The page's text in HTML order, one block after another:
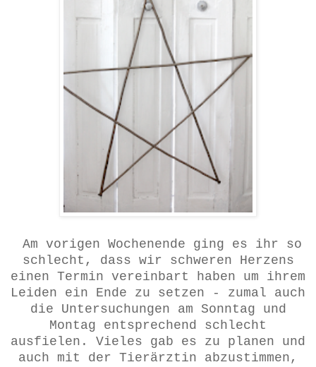
Am vorigen Wochenende ging es ihr so
schlecht, dass wir schweren Herzens
einen Termin vereinbart haben um ihrem
Leiden ein Ende zu setzen - zumal auch
die Untersuchungen am Sonntag und
Montag entsprechend schlecht
ausfielen. Vieles gab es zu planen und
auch mit der Tierärztin abzustimmen,